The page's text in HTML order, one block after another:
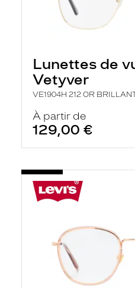
Lunettes de
Vetyver
VE1904H 212 OR
À partir de
129,00 €